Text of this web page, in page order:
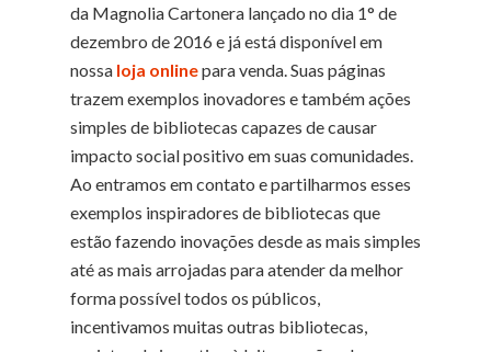
da Magnolia Cartonera lançado no dia 1° de
dezembro de 2016 e já está disponível em
nossa loja onlinepara venda. Suas páginas
trazem exemplos inovadores e também ações
simples de bibliotecas capazes de causar
impacto social positivo em suas comunidades.
Ao entramos em contato e partilharmos esses
exemplos inspiradores de bibliotecas que
estão fazendo inovações desde as mais simples
até as mais arrojadas para atender da melhor
forma possível todos os públicos,
incentivamos muitas outras bibliotecas,